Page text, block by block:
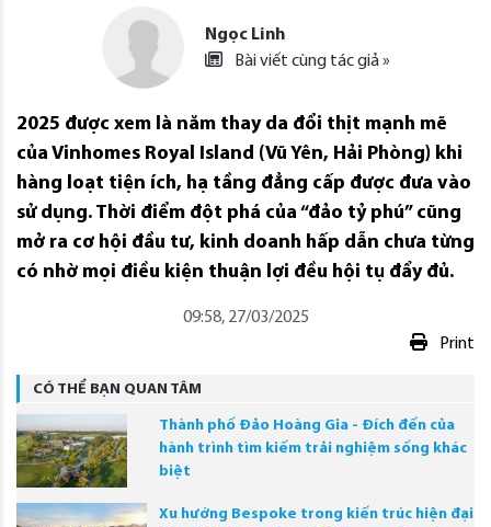
Ngọc Linh
Bài viết cùng tác giả »
2025 được xem là năm thay da đổi thịt mạnh mẽ
của Vinhomes Royal Island (Vũ Yên, Hải Phòng) khi
hàng loạt tiện ích, hạ tầng đẳng cấp được đưa vào
sử dụng. Thời điểm đột phá của “đảo tỷ phú” cũng
mở ra cơ hội đầu tư, kinh doanh hấp dẫn chưa từng
có nhờ mọi điều kiện thuận lợi đều hội tụ đẩy đủ.
09:58, 27/03/2025
Print
CÓ THỂ BẠN QUAN TÂM
Thành phố Đảo Hoàng Gia - Đích đến của
hành trình tìm kiếm trải nghiệm sống khác
biệt
Xu hướng Bespoke trong kiến trúc hiện đại